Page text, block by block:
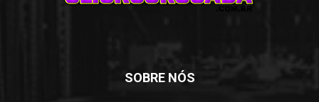
SOBRE NÓS